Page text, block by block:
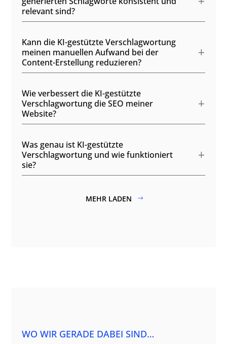
relevant sind?
Kann die KI-gestützte Verschlagwortung
meinen manuellen Aufwand bei der
Content-Erstellung reduzieren?
Wie verbessert die KI-gestützte
Verschlagwortung die SEO meiner
Website?
Was genau ist KI-gestützte
Verschlagwortung und wie funktioniert
sie?
MEHR LADEN
WO WIR GERADE DABEI SIND…